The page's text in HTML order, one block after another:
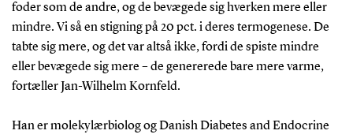
foder som de andre, og de bevægede sig hverken mere eller
mindre. Vi så en stigning på 20 pct. i deres termogenese. De
tabte sig mere, og det var altså ikke, fordi de spiste mindre
eller bevægede sig mere – de genererede bare mere varme,
fortæller Jan-Wilhelm Kornfeld.
Han er molekylærbiolog og Danish Diabetes and Endocrine